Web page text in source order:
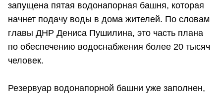
запущена пятая водонапорная башня, которая
начнет подачу воды в дома жителей. По словам
главы ДНР Дениса Пушилина, это часть плана
по обеспечению водоснабжения более 20 тысяч
человек.
Резервуар водонапорной башни уже заполнен,